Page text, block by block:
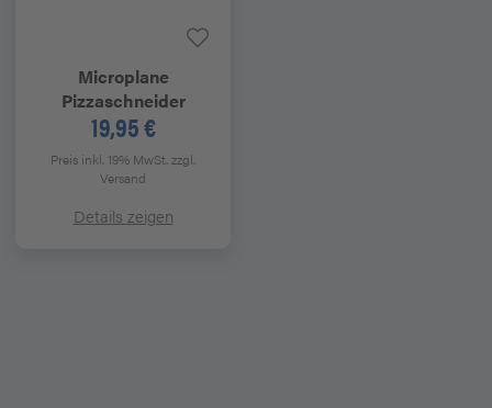
Microplane
Pizzaschneider
19,95 €
Preis inkl. 19% MwSt.zzgl.
Versand
Details zeigen